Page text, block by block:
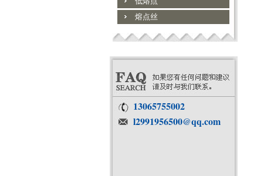
熔点丝
13065755002
l2991956500@qq.com